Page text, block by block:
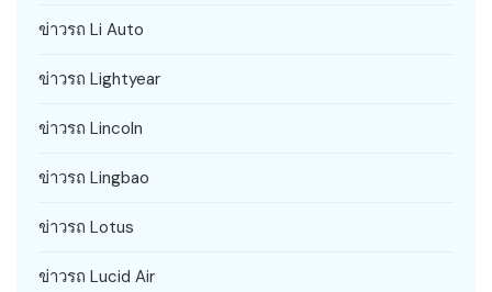
ข่าวรถ Li Auto
ข่าวรถ Lightyear
ข่าวรถ Lincoln
ข่าวรถ Lingbao
ข่าวรถ Lotus
ข่าวรถ Lucid Air